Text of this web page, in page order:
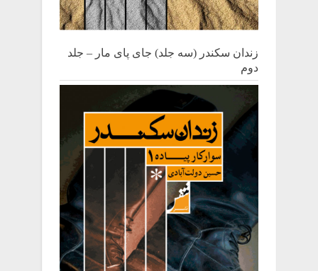
زندان سکندر (سه جلد) جای پای مار – جلد
دوم